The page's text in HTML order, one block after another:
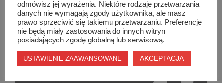
odmówisz jej wyrażenia. Niektóre rodzaje przetwarzania
danych nie wymagają zgody użytkownika, ale masz
prawo sprzeciwić się takiemu przetwarzaniu. Preferencje
nie będą miały zastosowania do innych witryn
posiadających zgodę globalną lub serwisową.
USTAWIENIE ZAAWANSOWANE AKCEPTACJA